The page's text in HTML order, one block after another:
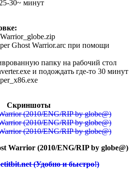
30~ минут
Ghost Warrior.arc при помощи
папку на рабочий стол
и подождать где-то 30 минут
Скриншоты
Warrior (2010/ENG/RIP by globe@)
(Удобно и быстро!)